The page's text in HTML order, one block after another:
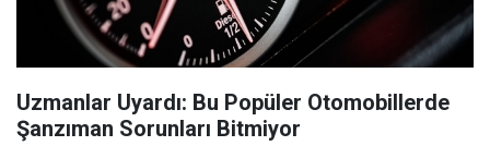
Uzmanlar Uyardı: Bu Popüler Otomobillerde
Şanzıman Sorunları Bitmiyor